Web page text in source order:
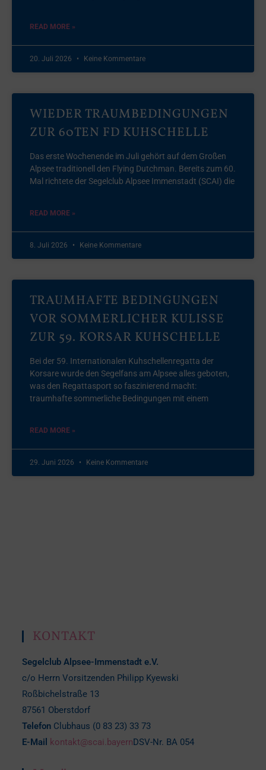
READ MORE »
20. Juli 2026 Keine Kommentare
WIEDER TRAUMBEDINGUNGEN
ZUR 60TEN FD KUHSCHELLE
Das erste Wochenende im Juli gehört auf dem Großen
Alpsee traditionell den Flying Dutchman. Bereits zum 60.
Mal richtete der Segelclub Alpsee Immenstadt (SCAI) die
READ MORE »
8. Juli 2026 Keine Kommentare
TRAUMHAFTE BEDINGUNGEN
VOR SOMMERLICHER KULISSE
ZUR 59. KORSAR KUHSCHELLE
Bei der 59. Internationalen Kuhschellenregatta der
Korsare wurde den Segelfans am Alpsee alles geboten,
was den Regattasport so faszinierend macht:
traumhafte sommerliche Bedingungen mit einem
READ MORE »
29. Juni 2026 Keine Kommentare
KONTAKT
Segelclub Alpsee-Immenstadt e.V.
c/o Herrn Vorsitzenden Philipp Kyewski
Roßbichelstraße 13
87561 Oberstdorf
Telefon Clubhaus (0 83 23) 33 73
E-Mail
kontakt@scai.bayernDSV-Nr. BA 054